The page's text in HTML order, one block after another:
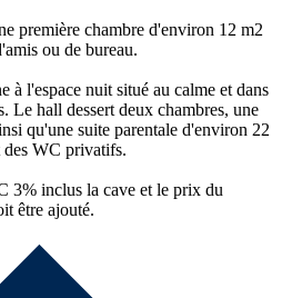
première chambre d'environ 12 m2
ou de bureau.
à l'espace nuit situé au calme et dans
Le hall dessert deux chambres, une
qu'une suite parentale d'environ 22
des WC privatifs.
3% inclus la cave et le prix du
être ajouté.